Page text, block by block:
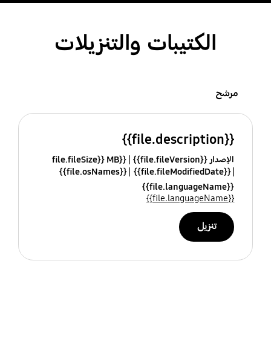
الكتيبات والتنزيلات
مرشح
{{file.description}}
الإصدار {{file.fileVersion}}
{{file.fileSize}} MB
{{file.fileModifiedDate}}
{{file.osNames}}
{{file.languageName}}
{{file.languageName}}
تنزيل